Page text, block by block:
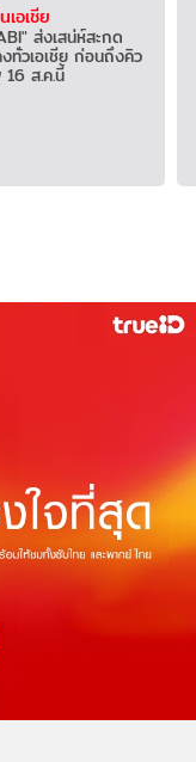
อเชีย
ส่งเสน่ห์สะกด
ทั่วเอเชีย ก่อนถึงคิว
16 ส.ค.นี้